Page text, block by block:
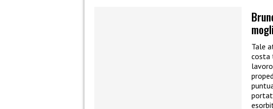
Tale
costa